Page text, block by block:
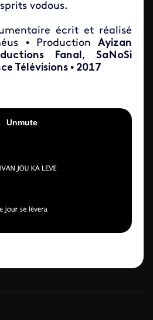
vodous.
écrit et réalisé
• Production Ayizan
Fanal,
SaNoSi
Télévisions • 2017